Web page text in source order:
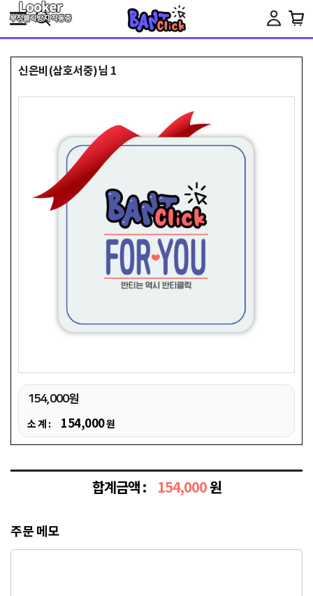
Toggle
신은비(삼호서중)님 1
154,000원
소 계 : 154,000원
합계금액 : 154,000원
주문 메모